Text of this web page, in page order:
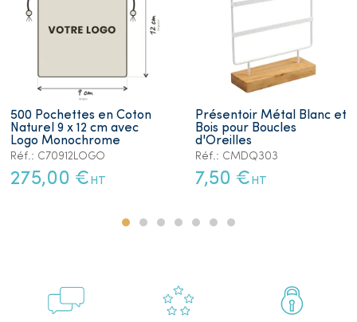
500 Pochettes en Coton
Naturel 9 x 12 cm avec
Logo Monochrome
Réf.: C70912LOGO
275,00 € HT
Présentoir Métal Blanc et
Bois pour Boucles
d'Oreilles
Réf.: CMDQ303
7,50 € HT